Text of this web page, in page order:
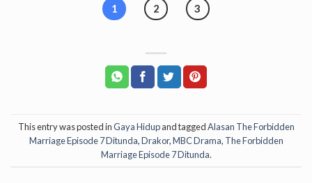
1 2 3
This entry was posted inGaya Hidupand taggedAlasan The Forbidden
Marriage Episode 7 Ditunda,Drakor,MBC Drama, The Forbidden
Marriage Episode 7 Ditunda.